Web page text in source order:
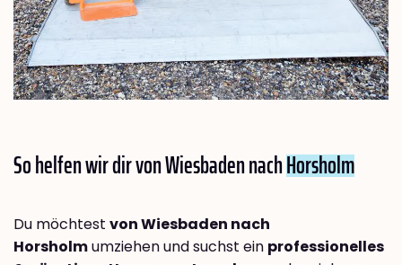
So helfen wir dir von Wiesbaden nachHorsholm
Du möchtest von Wiesbaden nach
Horsholmumziehen und suchst ein professionelles